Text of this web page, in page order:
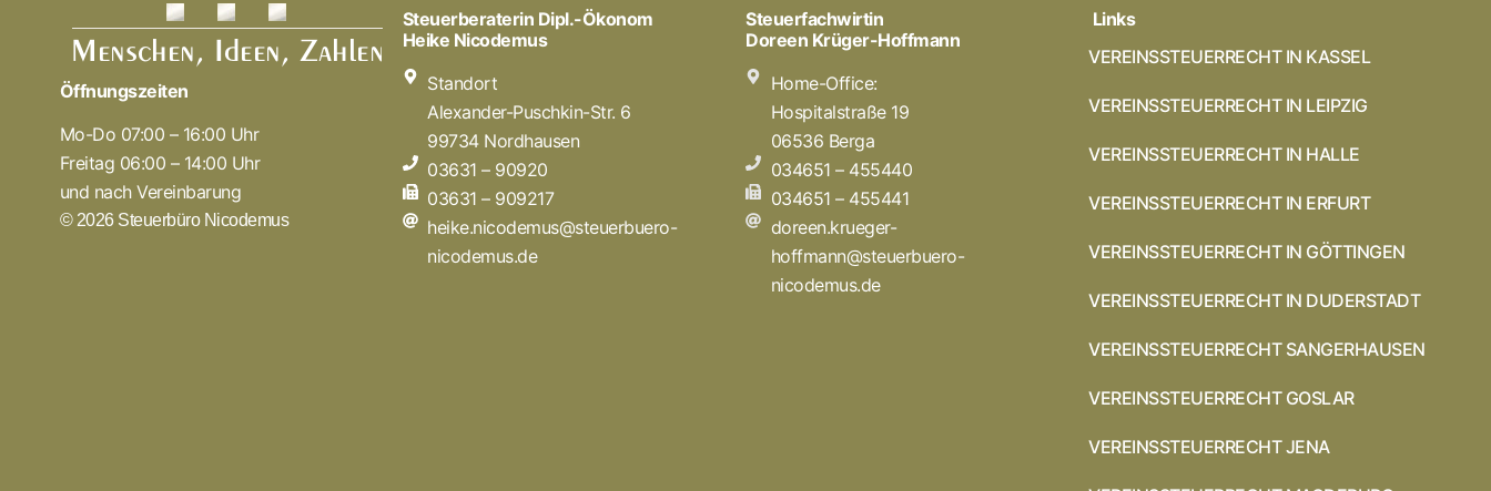
Öffnungszeiten
Mo-Do 07:00 – 16:00 Uhr
Freitag 06:00 – 14:00 Uhr
und nach Vereinbarung
© 2026 Steuerbüro Nicodemus
Steuerberaterin Dipl.-Ökonom
Heike Nicodemus
Standort
Alexander-Puschkin-Str. 6
99734 Nordhausen
03631 – 90920
03631 – 909217
heike.nicodemus@steuerbuero-
nicodemus.de
Steuerfachwirtin
Doreen Krüger-Hoffmann
Home-Office:
Hospitalstraße 19
06536 Berga
034651 – 455440
034651 – 455441
doreen.krueger-
hoffmann@steuerbuero-
nicodemus.de
Links
VEREINSSTEUERRECHT IN KASSEL
VEREINSSTEUERRECHT IN LEIPZIG
VEREINSSTEUERRECHT IN HALLE
VEREINSSTEUERRECHT IN ERFURT
VEREINSSTEUERRECHT IN GÖTTINGEN
VEREINSSTEUERRECHT IN DUDERSTADT
VEREINSSTEUERRECHT SANGERHAUSEN
VEREINSSTEUERRECHT GOSLAR
VEREINSSTEUERRECHT JENA